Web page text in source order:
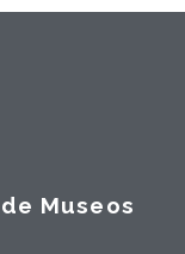
Museos